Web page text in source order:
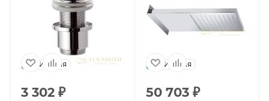
Италия
3 302 ₽
Италия
50 703₽